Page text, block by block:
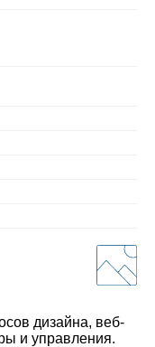
дизайна, веб-
и управления.